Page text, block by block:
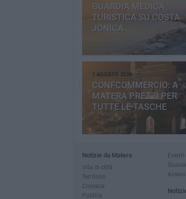
GUARDIA MEDICA
TURISTICA SU COSTA
JONICA
1 AGOSTO 2026
CONFCOMMERCIO: A
MATERA PREZZI PER
TUTTE LE TASCHE
Notizie da Matera
Vita di città
Territorio
Cronaca
Politica
Eventi